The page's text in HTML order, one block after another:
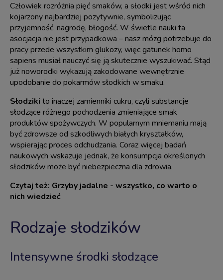
Człowiek rozróżnia pięć smaków, a słodki jest wśród nich
kojarzony najbardziej pozytywnie, symbolizując
przyjemność, nagrodę, błogość. W świetle nauki ta
asocjacja nie jest przypadkowa – nasz mózg potrzebuje do
pracy przede wszystkim glukozy, więc gatunek homo
sapiens musiał nauczyć się ją skutecznie wyszukiwać. Stąd
już noworodki wykazują zakodowane wewnętrznie
upodobanie do pokarmów słodkich w smaku.
Słodziki to inaczej zamienniki cukru, czyli substancje
słodzące różnego pochodzenia zmieniające smak
produktów spożywczych. W popularnym mniemaniu mają
być zdrowsze od szkodliwych białych kryształków,
wspierając proces odchudzania. Coraz więcej badań
naukowych wskazuje jednak, że konsumpcja określonych
słodzików może być niebezpieczna dla zdrowia.
Czytaj też: Grzyby jadalne - wszystko, co warto o
nich wiedzieć
Rodzaje słodzików
Intensywne środki słodzące